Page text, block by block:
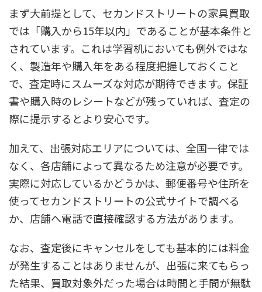
まず大前提として、セカンドストリートの家具買取
では「購入から15年以内」であることが基本条件と
されています。これは学習机においても例外ではな
く、製造年や購入年をある程度把握しておくこと
で、査定時にスムーズな対応が期待できます。保証
書や購入時のレシートなどが残っていれば、査定の
際に提示するとより安心です。
加えて、出張対応エリアについては、全国一律では
なく、各店舗によって異なるため注意が必要です。
実際に対応しているかどうかは、郵便番号や住所を
使ってセカンドストリートの公式サイトで調べる
か、店舗へ電話で直接確認する方法があります。
なお、査定後にキャンセルをしても基本的には料金
が発生することはありませんが、出張に来てもらっ
た結果、買取対象外だった場合は時間と手間が無駄